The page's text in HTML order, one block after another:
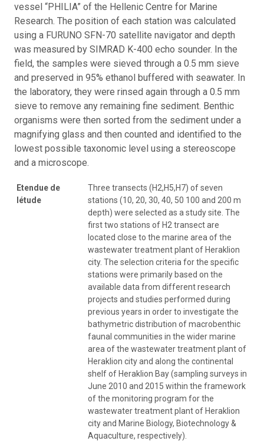
vessel “PHILIA” of the Hellenic Centre for Marine
Research. The position of each station was calculated
using a FURUNO SFN-70 satellite navigator and depth
was measured by SIMRAD K-400 echo sounder. In the
field, the samples were sieved through a 0.5 mm sieve
and preserved in 95% ethanol buffered with seawater. In
the laboratory, they were rinsed again through a 0.5 mm
sieve to remove any remaining fine sediment. Benthic
organisms were then sorted from the sediment under a
magnifying glass and then counted and identified to the
lowest possible taxonomic level using a stereoscope
and a microscope.
Etendue de
létude
Three transects (H2,H5,H7) of seven
stations (10, 20, 30, 40, 50 100 and 200 m
depth) were selected as a study site. The
first two stations of H2 transect are
located close to the marine area of the
wastewater treatment plant of Heraklion
city. The selection criteria for the specific
stations were primarily based on the
available data from different research
projects and studies performed during
previous years in order to investigate the
bathymetric distribution of macrobenthic
faunal communities in the wider marine
area of the wastewater treatment plant of
Heraklion city and along the continental
shelf of Heraklion Bay (sampling surveys in
June 2010 and 2015 within the framework
of the monitoring program for the
wastewater treatment plant of Heraklion
city and Marine Biology, Biotechnology &
Aquaculture, respectively).